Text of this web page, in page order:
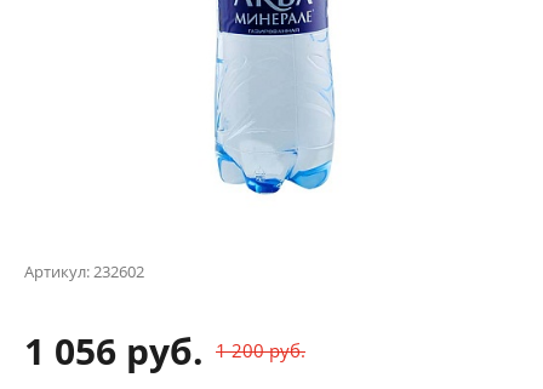
Артикул:232602
1 056 руб. 1 200 руб.